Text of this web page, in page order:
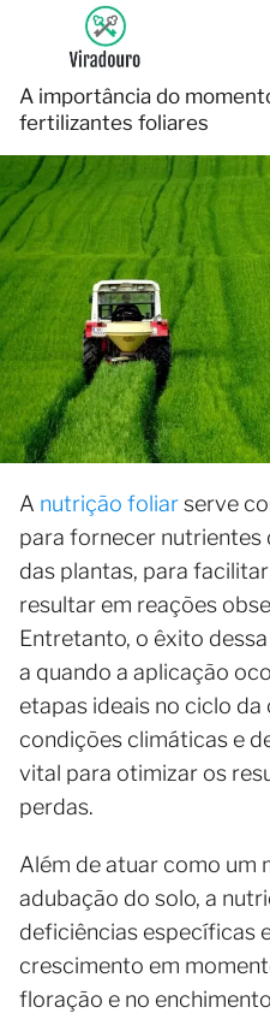
A importância do
fertilizantes foliares
A nutrição foliarserve
para fornecer nutrientes
das plantas, para
resultar em reações
Entretanto, o êxito
a quando a aplicação
etapas ideais no ciclo da
condições climáticas e
vital para otimizar os
perdas.
Além de atuar como um
adubação do solo, a
deficiências específicas
crescimento em
floração e no